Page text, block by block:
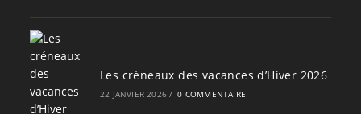
Les créneaux des vacances d’Hiver 2026
22 JANVIER 2026 / 0 COMMENTAIRE